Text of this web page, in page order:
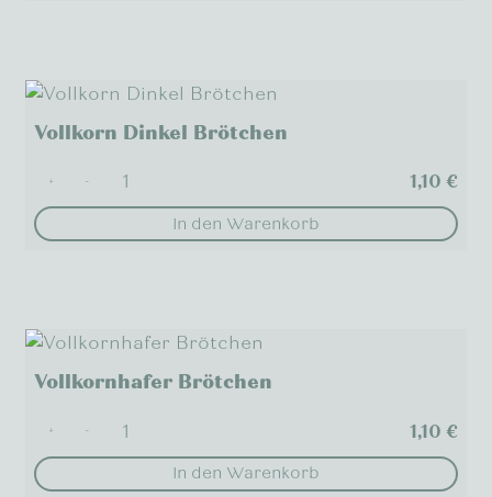
Vollkorn Dinkel Brötchen
+ - 1,10€
In den Warenkorb
Vollkornhafer Brötchen
+ - 1,10€
In den Warenkorb